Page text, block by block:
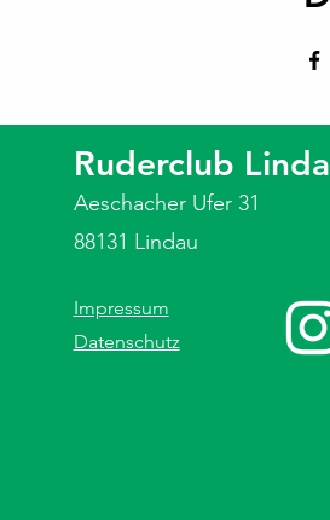
Ruderclub
Aeschacher Ufer 31
88131 Lindau
Impressum
Datenschutz